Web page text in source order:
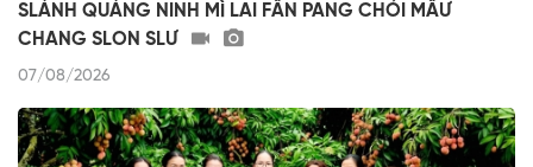
SLẢNH QUẢNG NINH MÌ LAI FẤN PANG CHỎI MẤƯ
CHANG SLON SLƯ
07/08/2026